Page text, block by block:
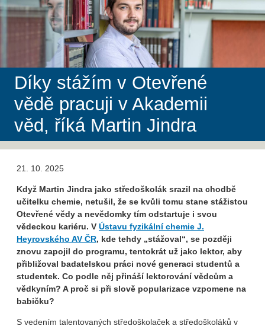
Díky stážím v Otevřené
vědě pracuji v Akademii
věd, říká Martin Jindra
21. 10. 2025
Když Martin Jindra jako středoškolák srazil na chodbě
učitelku chemie, netušil, že se kvůli tomu stane stážistou
Otevřené vědy a nevědomky tím odstartuje i svou
vědeckou kariéru. V Ústavu fyzikální chemie J.
Heyrovského AV ČR, kde tehdy „stážoval“, se později
znovu zapojil do programu, tentokrát už jako lektor, aby
přibližoval badatelskou práci nové generaci studentů a
studentek. Co podle něj přináší lektorování vědcům a
vědkyním? A proč si při slově popularizace vzpomene na
babičku?
S vedením talentovaných středoškolaček a středoškoláků v